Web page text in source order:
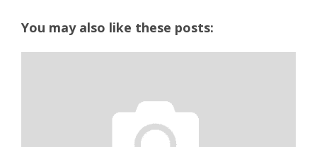
You may also like these posts: